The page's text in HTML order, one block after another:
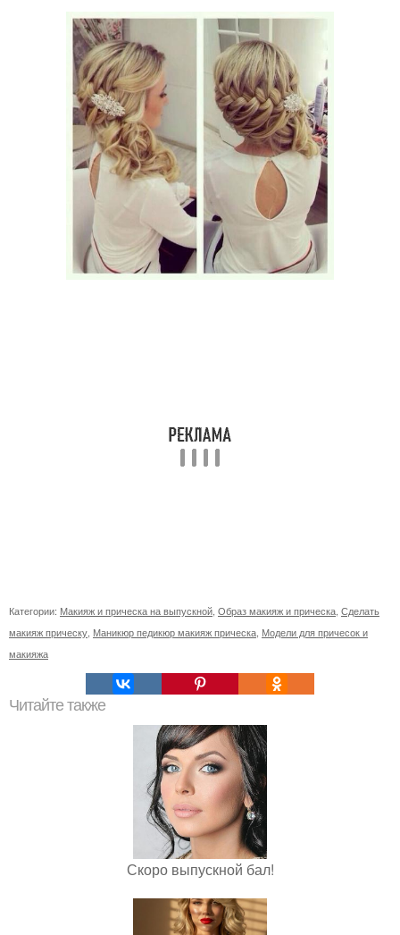
Категории: Макияж и прическа на выпускной Образ макияж и прическа Сделать
макияж прическу Маникюр педикюр макияж прическа Модели для причесок и
макияжа
Читайте также
Скоро выпускной бал!